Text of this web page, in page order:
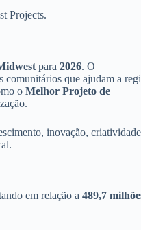
Projects.
para 2026. O
comunitários que ajudam a
o Melhor Projeto de
inovação,
em relação a 489,7